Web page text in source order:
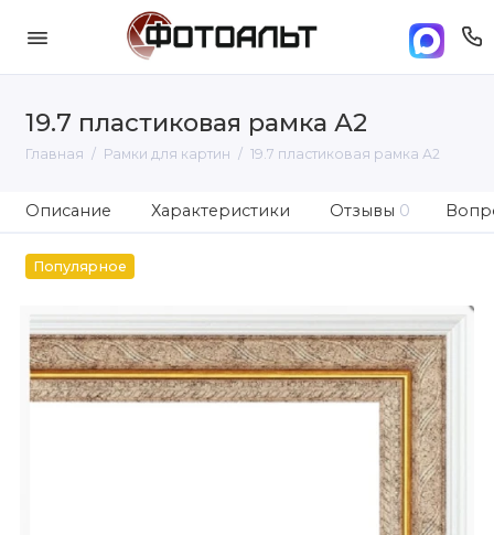
19.7 пластиковая рамка А2
Главная Рамки для картин 19.7 пластиковая рамка А2
Описание Характеристики Отзывы 0
Популярное